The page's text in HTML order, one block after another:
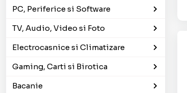
PC, Periferice si Software
TV, Audio, Video si Foto
Electrocasnice si Climatizare
Gaming, Carti si Birotica
Bacanie